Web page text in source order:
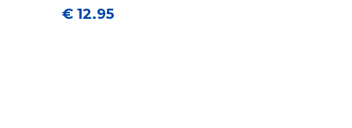
€ 12.95